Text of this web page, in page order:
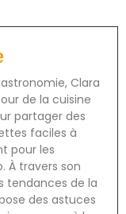
Clara
de la cuisine
partager des
faciles à
pour les
À travers son
tendances de la
des astuces